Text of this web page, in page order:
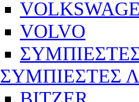
VOLVO
ΣΥΜΠΙΕΣΤΕΣ